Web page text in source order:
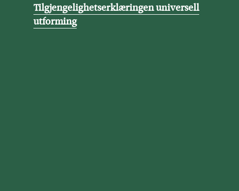
Tilgjengelighetserklæringen universell
utforming